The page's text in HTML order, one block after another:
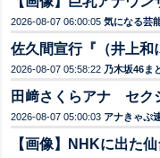
2026-08-07 06:00:05気になる芸
佐久間宣行『（井上和
2026-08-07 05:58:22 乃木坂46ま
田﨑さくらアナ セク
2026-08-07 05:00:03 アナきゃぷ
【画像】NHKに出た